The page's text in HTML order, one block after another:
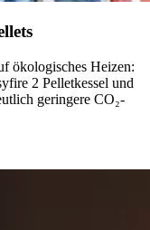
ökologisches Heizen:
2 Pelletkessel und
geringere CO₂-